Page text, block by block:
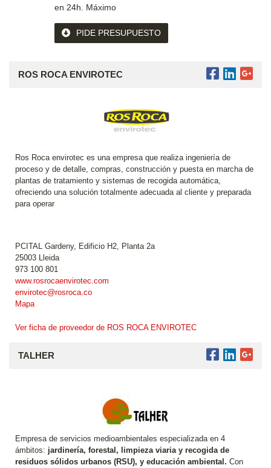
en 24h. Máximo
PIDE PRESUPUESTO
ROS ROCA ENVIROTEC
Ros Roca envirotec es una empresa que realiza ingeniería de
proceso y de detalle, compras, construcción y puesta en marcha de
plantas de tratamiento y sistemas de recogida automática,
ofreciendo una solución totalmente adecuada al cliente y preparada
para operar
PCITAL Gardeny, Edificio H2, Planta 2a
25003 Lleida
973 100 801
www.rosrocaenvirotec.com
envirotec@rosroca.co
Mapa
Ver ficha de proveedor de ROS ROCA ENVIROTEC
TALHER
Empresa de servicios medioambientales especializada en 4
ámbitos: jardinería, forestal, limpieza viaria y recogida de
residuos sólidos urbanos (RSU), y educación ambiental. Con